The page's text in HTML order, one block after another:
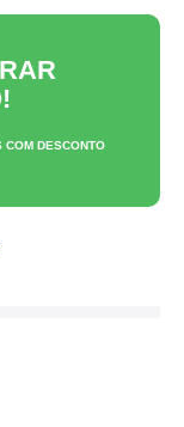
COM DESCONTO